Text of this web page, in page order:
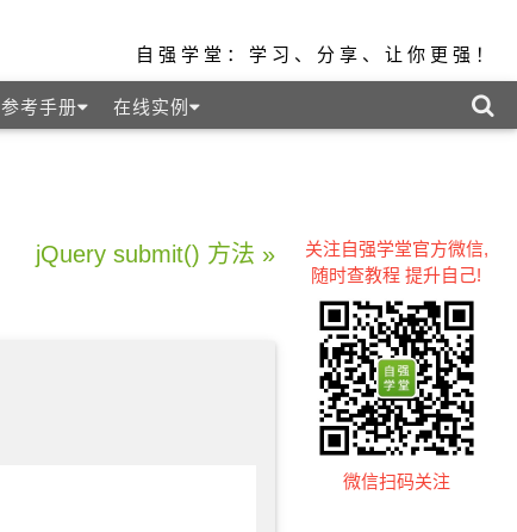
自强学堂：学习、分享、让你更强！
参考手册 在线实例
jQuery submit() 方法 »
关注自强学堂官方微信,
随时查教程 提升自己!
微信扫码关注